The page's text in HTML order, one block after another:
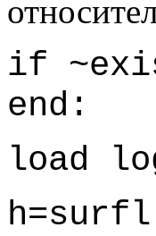
if
end:
load